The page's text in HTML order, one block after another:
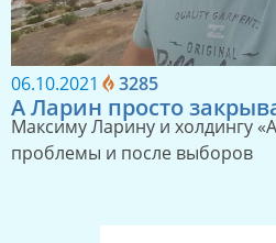
06.10.2021 3285
А Ларин просто
Максиму Ларину и холдингу
проблемы и после выборов